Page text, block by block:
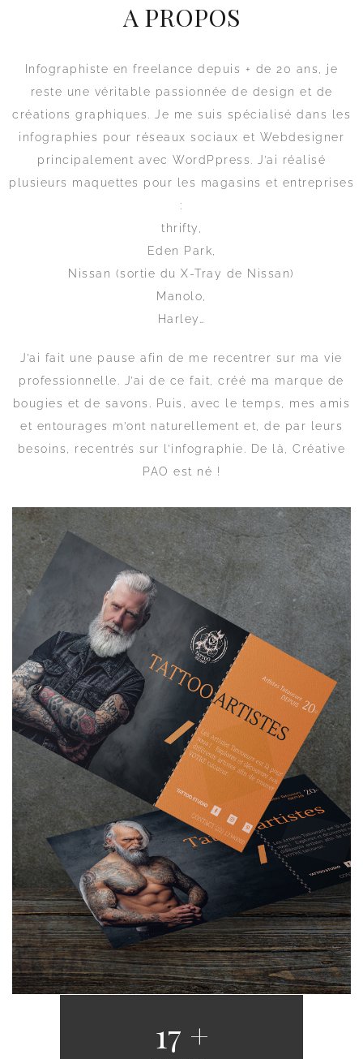
A PROPOS
Infographiste en freelance depuis + de 20 ans, je
reste une véritable passionnée de design et de
créations graphiques. Je me suis spécialisé dans les
infographies pour réseaux sociaux et Webdesigner
principalement avec WordPpress. J’ai réalisé
plusieurs maquettes pour les magasins et entreprises
:
thrifty,
Eden Park,
Nissan (sortie du X-Tray de Nissan)
Manolo,
Harley…
J’ai fait une pause afin de me recentrer sur ma vie
professionnelle. J’ai de ce fait, créé ma marque de
bougies et de savons. Puis, avec le temps, mes amis
et entourages m’ont naturellement et, de par leurs
besoins, recentrés sur l’infographie. De là, Créative
PAO est né !
17 +